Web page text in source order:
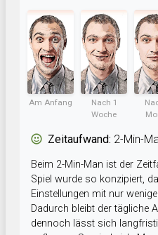
Am Anfang
Nach 1
Woche
Zeitaufwand: 2-Min-
Beim 2-Min-Man ist der
Spiel wurde so konzipiert,
Einstellungen mit nur
Dadurch bleibt der tägliche
dennoch lässt sich